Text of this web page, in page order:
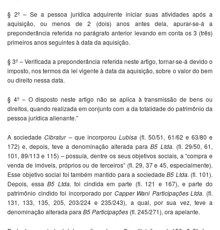
§ 2º – Se a pessoa jurídica adquirente iniciar suas atividades após a
aquisição, ou menos de 2 (dois) anos antes dela, apurar-se-á a
preponderância referida no parágrafo anterior levando em conta os 3 (três)
primeiros anos seguintes à data da aquisição.
§ 3º – Verificada a preponderância referida neste artigo, tornar-se-á devido o
imposto, nos termos da lei vigente à data da aquisição, sobre o valor do bem
ou direito nessa data.
§ 4º – O disposto neste artigo não se aplica à transmissão de bens ou
direitos, quando realizada em conjunto com a da totalidade do patrimônio da
pessoa jurídica alienante.”
A sociedadeCibratur– que incorporouLubisa (fl. 50/51, 61/62 e 63/80 e
172) e, depois, teve a denominação alterada paraB5 Ltda. (fl. 29/50, 61,
101, 89/113 e 115) – possuía, dentre os seus objetivos sociais, a “compra e
venda de imóveis, próprios ou de terceiros” (fl. 29, 37 e 45, especialmente).
Esse objetivo social foi também mantido para a sociedadeB5 Ltda. (fl. 101).
Depois, essaB5 Ltda. foi cindida em parte (fl. 121 e 167), e parte do
patrimônio cindido foi incorporado por Capper Wani Participações Ltda. (fl.
131, 133, 135, 205, 203/224 e 235/243), a qual, por sua vez, teve a
denominação alterada para B5 Participações (fl. 245/271), ora apelante.